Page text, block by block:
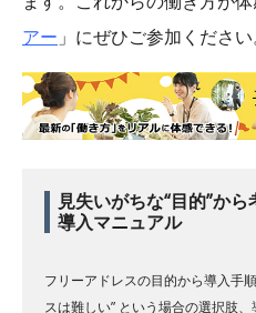
アー 」にぜひご参加ください
見失いがちな“目的”か
導入マニュアル
フリーアドレスの目的から導入手
スは難しい” という場合の選択肢